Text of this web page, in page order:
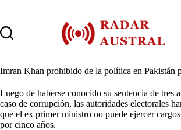
contenido
Imran Khan prohibido de la política en Pakistán
Luego de haberse conocido su sentencia de tres
caso de corrupción, las autoridades electorales
que el ex primer ministro no puede ejercer
por cinco años.